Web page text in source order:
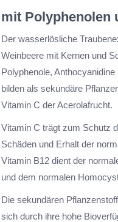
mit Polyphenolen
Der wasserlösliche
Weinbeere mit Kernen und
Polyphenole,
bilden als sekundäre
Vitamin C der Acerolafrucht.
Vitamin C trägt zum Schutz
Schäden und Erhalt der
Vitamin B12 dient der
und dem normalen
Die sekundären
sich durch ihre hohe